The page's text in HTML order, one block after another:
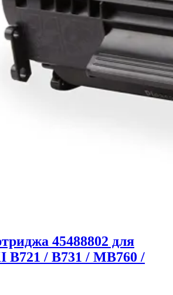
45488802 для
B721 / B731 / MB760 /